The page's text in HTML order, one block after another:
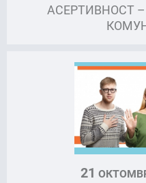
АСЕРТИВНОСТ
21